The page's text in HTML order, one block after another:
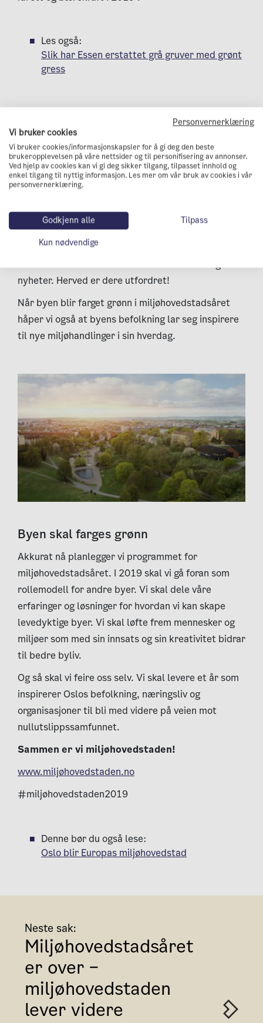
Les også:
Slik har Essen erstattet grå gruver med grønt
gress
Oslo kommune kan bare kontrollere en liten andel
av byens klimagassutslipp. Skal vi nå målet om å
redusere utslippene med 95 prosent innen 2030
må vi ha hele byen med oss på laget.
At miljøhovedstadsåret inspirerer til positiv
konkurranse blant byens organisasjoner,
kunnskapsmiljøer og næringsliv – om å få satt nye
ideer ut i livet i enda raskere takt – er derfor gode
nyheter. Herved er dere utfordret!
Når byen blir farget grønn i miljøhovedstadsåret
håper vi også at byens befolkning lar seg inspirere
til nye miljøhandlinger i sin hverdag.
Byen skal farges grønn
Akkurat nå planlegger vi programmet for
miljøhovedstadsåret. I 2019 skal vi gå foran som
rollemodell for andre byer. Vi skal dele våre
erfaringer og løsninger for hvordan vi kan skape
levedyktige byer. Vi skal løfte frem mennesker og
miljøer som med sin innsats og sin kreativitet bidrar
til bedre byliv.
Og så skal vi feire oss selv. Vi skal levere et år som
inspirerer Oslos befolkning, næringsliv og
organisasjoner til bli med videre på veien mot
nullutslippssamfunnet.
Sammen er vi miljøhovedstaden!
www.miljøhovedstaden.no
#miljøhovedstaden2019
Denne bør du også lese:
Oslo blir Europas miljøhovedstad
Neste sak:
Miljøhovedstadsåret
er over –
miljøhovedstaden
lever videre
Personvernerklæring
Vi bruker cookies
Vi bruker cookies/informasjonskapsler for å gi deg den beste
brukeropplevelsen på våre nettsider og til personifisering av annonser.
Ved hjelp av cookies kan vi gi deg sikker tilgang, tilpasset innhold og
enkel tilgang til nyttig informasjon. Les mer om vår bruk av cookies i vår
personvernerklæring.
Godkjenn alle
Tilpass
Kun nødvendige